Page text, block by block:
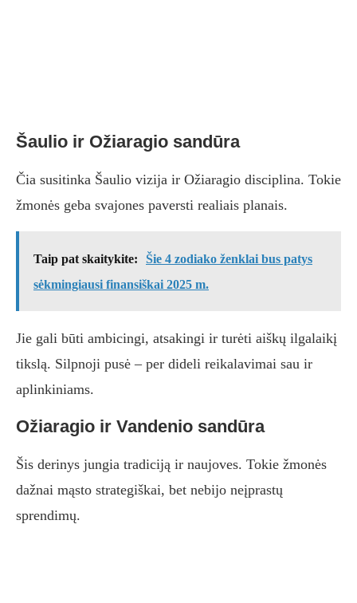
Šaulio ir Ožiaragio sandūra
Čia susitinka Šaulio vizija ir Ožiaragio disciplina. Tokie
žmonės geba svajones paversti realiais planais.
Taip pat skaitykite:
Šie 4 zodiako ženklai bus patys
sėkmingiausi finansiškai 2025 m.
Jie gali būti ambicingi, atsakingi ir turėti aiškų ilgalaikį
tikslą. Silpnoji pusė – per dideli reikalavimai sau ir
aplinkiniams.
Ožiaragio ir Vandenio sandūra
Šis derinys jungia tradiciją ir naujoves. Tokie žmonės
dažnai mąsto strategiškai, bet nebijo neįprastų
sprendimų.